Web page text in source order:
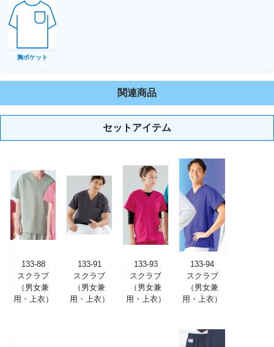
胸ポケット
関連商品
セットアイテム
133-88
スクラブ
（男女兼
用・上衣）
133-91
スクラブ
（男女兼
用・上衣）
133-93
スクラブ
（男女兼
用・上衣）
133-94
スクラブ
（男女兼
用・上衣）